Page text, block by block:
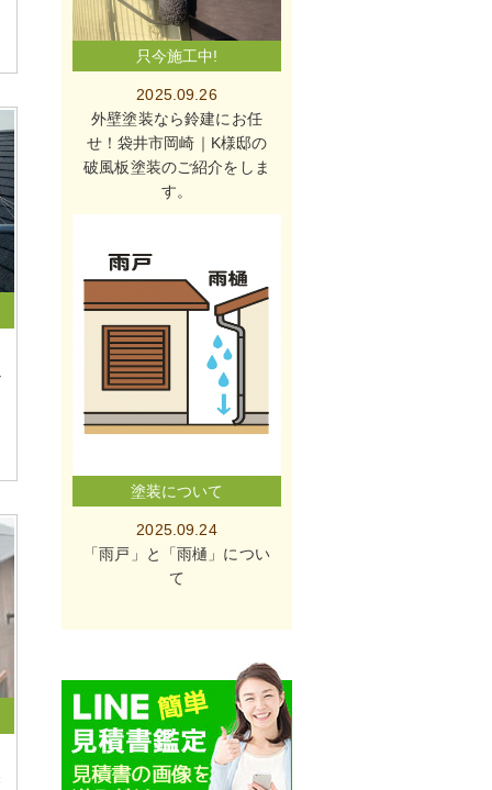
只今施工中!
2025.09.26
外壁塗装なら鈴建にお任
せ！袋井市岡崎｜K様邸の
破風板塗装のご紹介をしま
す。
塗装について
2025.09.24
「雨戸」と「雨樋」につい
て